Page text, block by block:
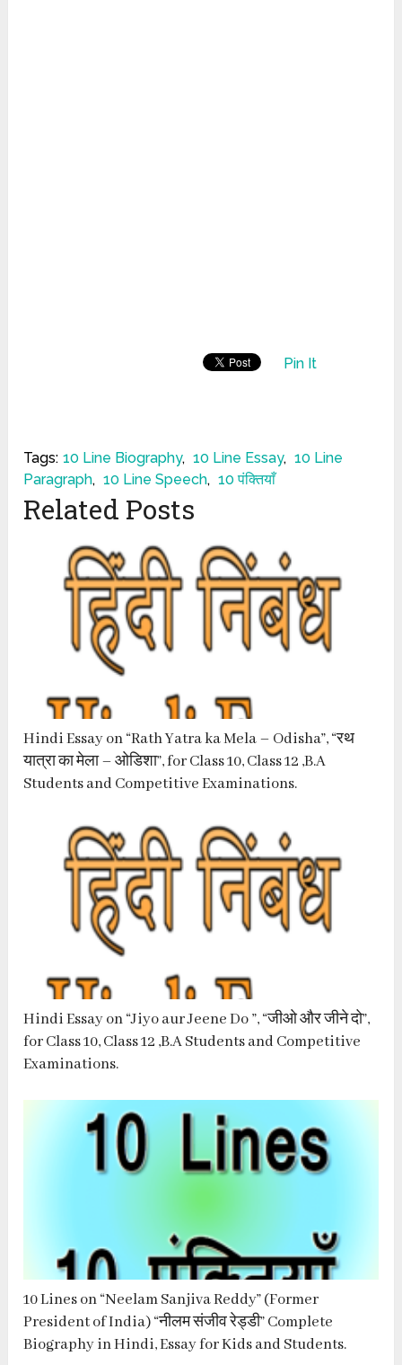
Pin It
Tags: 10 Line Biography, 10 Line Essay, 10 Line
Paragraph, 10 Line Speech, 10 पंक्तियाँ
Related Posts
Hindi Essay on “Rath Yatra ka Mela – Odisha”, “रथ
यात्रा का मेला – ओडिशा”, for Class 10, Class 12 ,B.A
Students and Competitive Examinations.
Hindi Essay on “Jiyo aur Jeene Do ”, “जीओ और जीने दो”,
for Class 10, Class 12 ,B.A Students and Competitive
Examinations.
10 Lines on “Neelam Sanjiva Reddy” (Former
President of India) “नीलम संजीव रेड्डी” Complete
Biography in Hindi, Essay for Kids and Students.